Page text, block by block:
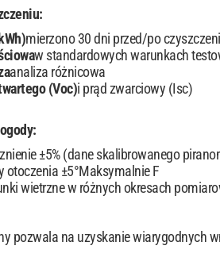
mierzono 30 dni przed/po
w standardowych warunkach
analiza różnicowa
(Voc)i prąd zwarciowy (Isc)
±5% (dane skalibrowanego
otoczenia ±5°Maksymalnie F
wietrzne w różnych okresach
pozwala na uzyskanie wiarygodnych